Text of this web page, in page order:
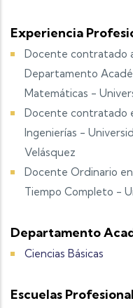
Experiencia
Docente contratado
Departamento
Matemáticas -
Docente contratado
Ingenierías -
Velásquez
Docente Ordinario
Tiempo Completo -
Departamento
Ciencias Básicas
Escuelas